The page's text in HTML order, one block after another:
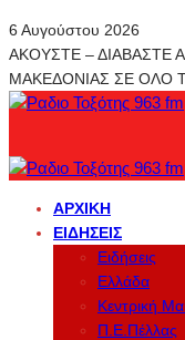
6 Αυγούστου 2026
ΑΚΟΥΣΤΕ – ΔΙΑΒΑΣΤΕ
ΜΑΚΕΔΟΝΙΑΣ ΣΕ ΟΛΟ
ΑΡΧΙΚΉ
ΕΙΔΉΣΕΙΣ
Ειδήσεις
Ελλάδα
Κεντρική
Π.Ε.Πέλλας